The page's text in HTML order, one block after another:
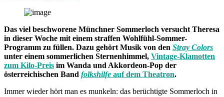
Das viel beschworene Münchner Sommerloch versucht Theresa
in dieser Woche mit einem straffen Wohlfühl-Sommer-
Programm zu füllen. Dazu gehört Musik von den Stray Colors
unter einem sommerlichen Sternenhimmel, Vintage-Klamotten
zum Kilo-Preis im Wanda und Akkordeon-Pop der
österreichischen Band folkshilfe auf dem Theatron.
Immer wieder hört man es munkeln: das berüchtigte Sommerloch in